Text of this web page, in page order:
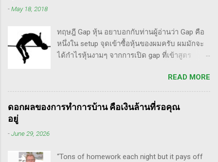
แรกซื้อหุ้น เพราะต้องการเล่นแบบเทรดเดิ้ง คือ
ซื้อมาขายไปในกรอบเวลาหนึ...
Money Selling Stocks Short อีกด้วย ผมเองก็เคย
แปลงานของแกแบบมั่วๆ หลายเรื่องด้วยกันนะ
อาทิ - Voodoo - ทรงหุ้นซิ่ง ราคาย่อ วอลุ่มหาย -
ผมเป็นแฟนคลับของแกนั่นเองครับ ง่ายๆเลย ที่
ชอบเพราะเราต่างมีอาจารย์ร่วมกันก็คือ ปู่โอนีล,
ทวดลิเวอร์มอร์ และทวด Wyckoff นั่นเอง (คือผม
นี้นะ...
-May 18, 2018
ทฤษฎี Gap หุ้น อยาบอกกับท่านผู้อ่านว่า Gap คือ
หนึ่งใน setup จุดเข้าซื้อหุ้นของผมครับ ผมมักจะ
ได้กำไรหุ้นงามๆ จากการเปิด gap ที่เข้าสูตร
ทำการบ้าน มันส่งสัญญาณซื้อ แบบเปิด gap ผมจะ
ชอบมาก แต่ถึงกระนั้น มันก็ไม่ได้เป๊ะทุกตัวนะ
ครับ มีล้มเหลวเกินครึ่ง เราต้องคอยคัดตัวที่ไม่ดี
ออก เหลือตัวเจ๋งๆ แรงๆ ให้มันวิ่งทำเงินให้เราไป
READ MORE
ดอกผลของการทำการบ้าน คือเงินล้านที่รอคุณ
อยู่
-June 29, 2026
“Tons of homework each night but it pays off